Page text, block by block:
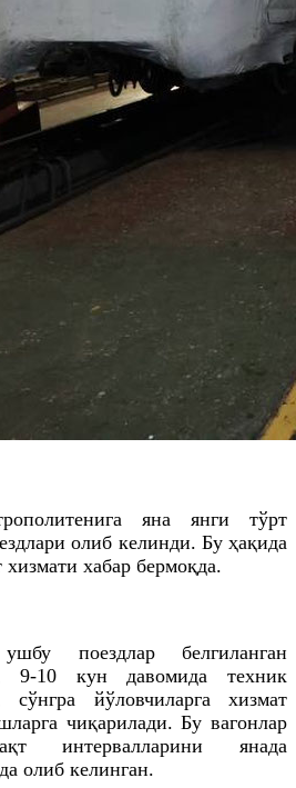
яна янги тўрт
олиб келинди. Бу ҳақида
хабар бермоқда.
поездлар белгиланган
9-10 кун давомида техник
сўнгра йўловчиларга хизмат
чиқарилади. Бу вагонлар
интервалларини янада
олиб келинган.